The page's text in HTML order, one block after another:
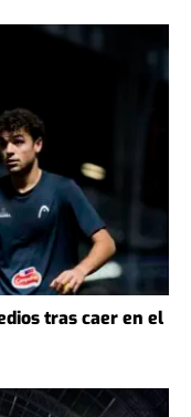
tras caer en el